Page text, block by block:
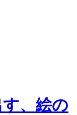
、絵の